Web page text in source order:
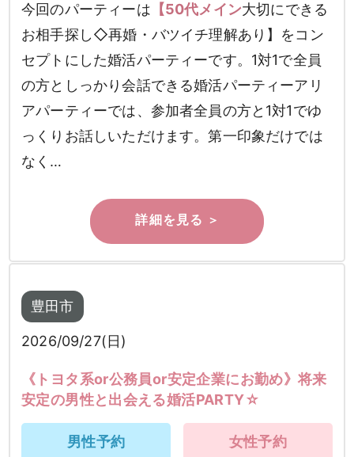
今回のパーティーは 【50代メイン大切にできる
お相手探し◇再婚・バツイチ理解あり】をコン
セプトにした婚活パーティーです。1対1で全員
の方としっかり会話できる婚活パーティーアリ
アパーティーでは、参加者全員の方と1対1でゆ
っくりお話しいただけます。第一印象だけでは
なく…
豊田市
2026/09/27(日)
《トヨタ系or公務員or安定企業にお勤め》将来
安定の男性と出会える婚活PARTY☆
男性予約 女性予約